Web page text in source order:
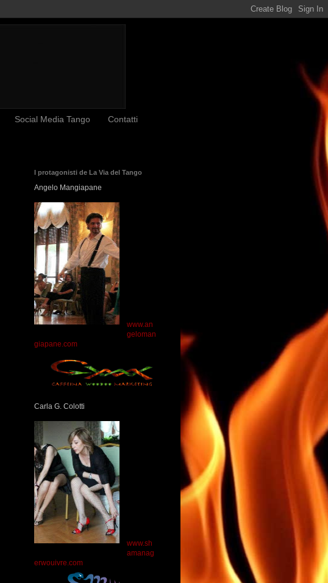
Social Media Tango Contatti
I protagonisti de La Via del Tango
Angelo Mangiapane
www.an
geloman
giapane.com
Carla G. Colotti
www.sh
amanag
erwouivre.com